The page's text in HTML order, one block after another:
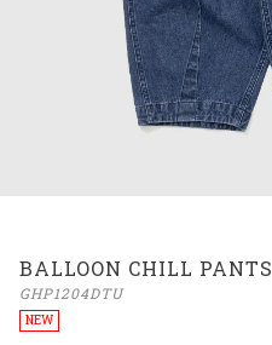
BALLOON CHILL PANTS
GHP1204DTU
NEW